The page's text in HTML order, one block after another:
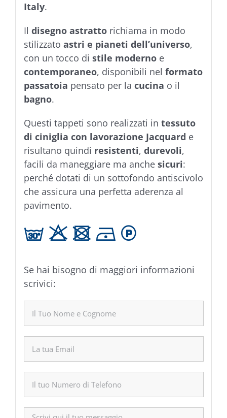
Italy.
Il disegno astratto richiama in modo
stilizzato astri e pianeti dell’universo,
con un tocco di stile moderno e
contemporaneo, disponibili nel formato
passatoia pensato per la cucina o il
bagno.
Questi tappeti sono realizzati in tessuto
di ciniglia con lavorazione Jacquard e
risultano quindi resistenti, durevoli,
facili da maneggiare ma anche sicuri:
perché dotati di un sottofondo antiscivolo
che assicura una perfetta aderenza al
pavimento.
g H U D L
Se hai bisogno di maggiori informazioni
scrivici: